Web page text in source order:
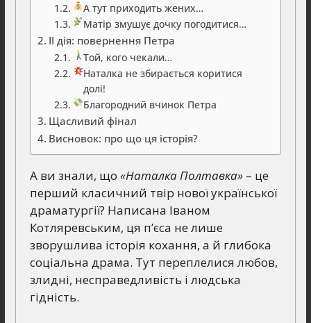
А тут приходить жених…
Матір змушує дочку погодитися…
ІІ дія: повернення Петра
Той, кого чекали…
Наталка не збирається коритися
долі!
Благородний вчинок Петра
Щасливий фінал
Висновок: про що ця історія?
А ви знали, що «Наталка Полтавка»– це
перший класичний твір нової української
драматургії? Написана Іваном
Котляревським, ця п’єса не лише
зворушлива історія кохання, а й глибока
соціальна драма. Тут переплелися любов,
злидні, несправедливість і людська
гідність.